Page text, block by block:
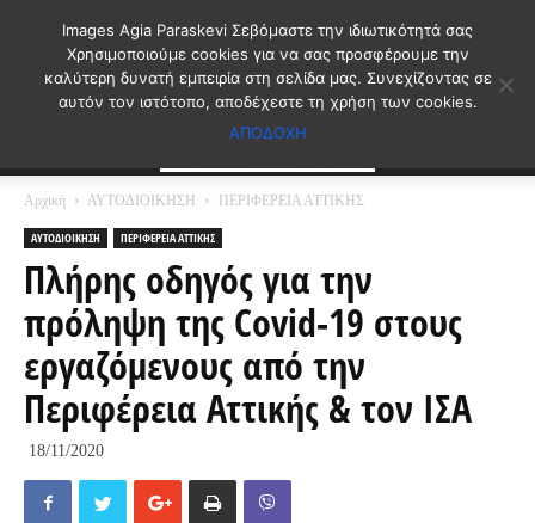
Αρχική ΑΥΤΟΔΙΟΙΚΗΣΗ ΠΕΡΙΦΕΡΕΙΑ ΑΤΤΙΚΗΣ
ΑΥΤΟΔΙΟΙΚΗΣΗ ΠΕΡΙΦΕΡΕΙΑ ΑΤΤΙΚΗΣ
Πλήρης οδηγός για την
πρόληψη της Covid-19 στους
εργαζόμενους από την
Περιφέρεια Αττικής & τον ΙΣΑ
18/11/2020
Images Agia Paraskevi Σεβόμαστε την ιδιωτικότητά σας
Χρησιμοποιούμε cookies για να σας προσφέρουμε την
καλύτερη δυνατή εμπειρία στη σελίδα μας. Συνεχίζοντας σε
αυτόν τον ιστότοπο, αποδέχεστε τη χρήση των cookies.
ΑΠΟΔΟΧΗ